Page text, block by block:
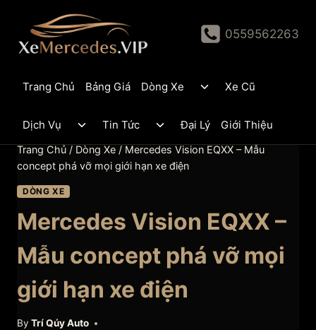
content
0559562263
Trang Chủ Bảng Giá Dòng Xe
ToggleXe Cũ
Dịch Vụ
Toggle
menu
Tin Tức
Toggle
menu
Đại Lý Giới Thiệu
Trang Chủ / Dòng Xe / Mercedes Vision EQXX – Mẫu
concept phá vỡ mọi giới hạn xe điện
DÒNG XE
Mercedes Vision EQXX –
Mẫu concept phá vỡ mọi
giới hạn xe điện
By Trí Qúy Auto